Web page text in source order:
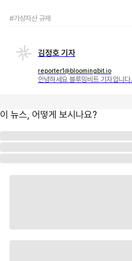
#가상자산 규제
김정호 기자
reporter1@bloomingbit.io
안녕하세요 블루밍비트 기자입니다.
이 뉴스, 어떻게 보시나요?